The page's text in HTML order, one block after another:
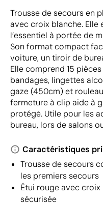
Trousse de secours en
avec croix blanche.
l’essentiel à portée de
Son format compact
voiture, un tiroir de
Elle comprend 15
bandages, lingettes
gaze (450cm) et
fermeture à clip aide à
protégé. Utile pour les
bureau, lors de salons
Caractéristiques
Trousse de secours
les premiers secours
Étui rouge avec
sécurisée